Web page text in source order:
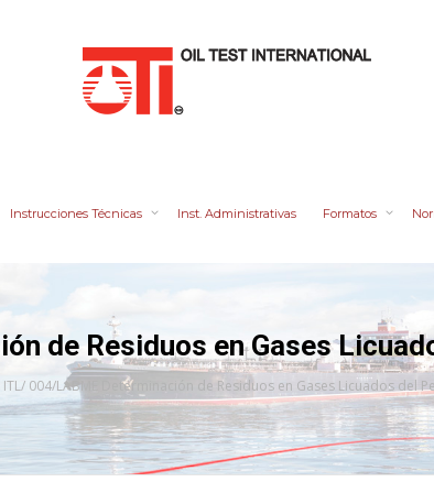
Instrucciones Técnicas Inst. Administrativas Formatos
de Residuos en Gases
ITL/ 004/LABME Determinación de Residuos en Gases Licuados del